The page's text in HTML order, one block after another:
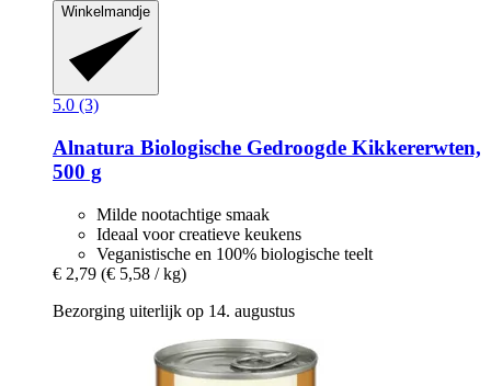
Winkelmandje
5.0 (3)
Alnatura Biologische Gedroogde Kikkererwten,
500 g
Milde nootachtige smaak
Ideaal voor creatieve keukens
Veganistische en 100% biologische teelt
€ 2,79 (€ 5,58 / kg)
Bezorging uiterlijk op 14. augustus